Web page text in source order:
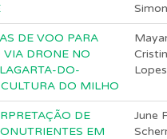
Simon
DE VOO PARA
VIA DRONE NO
DO-
DO MILHO
Lopes
DE
EM
June